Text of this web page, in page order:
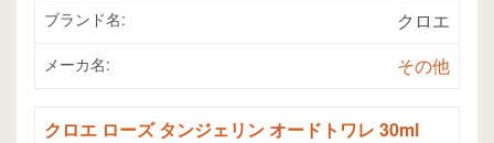
ブランド名: クロエ
メーカ名: その他
クロエ ローズ タンジェリン オードトワレ 30ml